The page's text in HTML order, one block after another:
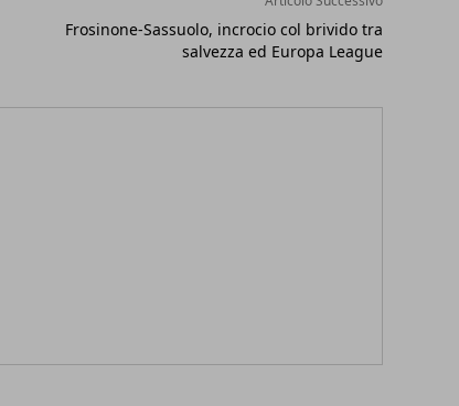
Frosinone-Sassuolo, incrocio col brivido tra
salvezza ed Europa League